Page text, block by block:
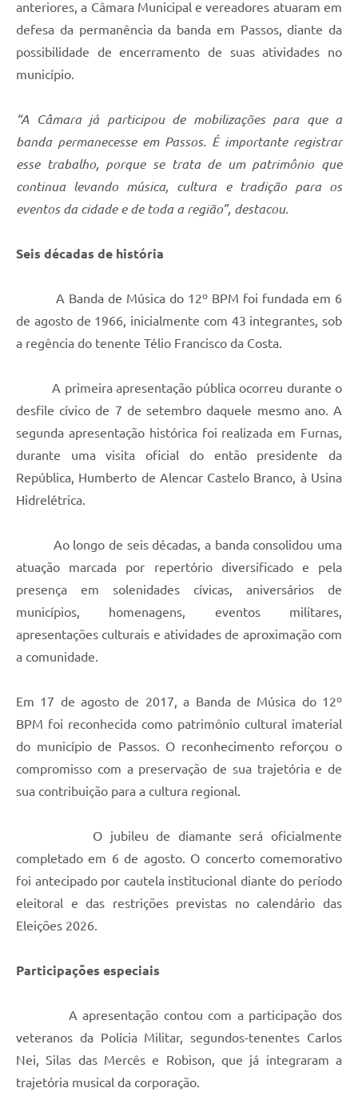
anteriores, a Câmara Municipal e vereadores atuaram em
defesa da permanência da banda em Passos, diante da
possibilidade de encerramento de suas atividades no
município.
“A Câmara já participou de mobilizações para que a
banda permanecesse em Passos. É importante registrar
esse trabalho, porque se trata de um patrimônio que
continua levando música, cultura e tradição para os
eventos da cidade e de toda a região”, destacou.
Seis décadas de história
A Banda de Música do 12º BPM foi fundada em 6
de agosto de 1966, inicialmente com 43 integrantes, sob
a regência do tenente Télio Francisco da Costa.
A primeira apresentação pública ocorreu durante o
desfile cívico de 7 de setembro daquele mesmo ano. A
segunda apresentação histórica foi realizada em Furnas,
durante uma visita oficial do então presidente da
República, Humberto de Alencar Castelo Branco, à Usina
Hidrelétrica.
Ao longo de seis décadas, a banda consolidou uma
atuação marcada por repertório diversificado e pela
presença em solenidades cívicas, aniversários de
municípios, homenagens, eventos militares,
apresentações culturais e atividades de aproximação com
a comunidade.
Em 17 de agosto de 2017, a Banda de Música do 12º
BPM foi reconhecida como patrimônio cultural imaterial
do município de Passos. O reconhecimento reforçou o
compromisso com a preservação de sua trajetória e de
sua contribuição para a cultura regional.
O jubileu de diamante será oficialmente
completado em 6 de agosto. O concerto comemorativo
foi antecipado por cautela institucional diante do período
eleitoral e das restrições previstas no calendário das
Eleições 2026.
Participações especiais
A apresentação contou com a participação dos
veteranos da Polícia Militar, segundos-tenentes Carlos
Nei, Silas das Mercês e Robison, que já integraram a
trajetória musical da corporação.